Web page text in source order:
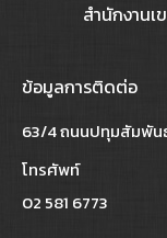
สำนักงาน
ข้อมูลการติดต่อ
63/4 ถนนปทุมสัมพัน
โทรศัพท์
02 581 6773